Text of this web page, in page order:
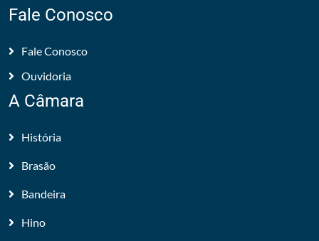
Fale Conosco
Fale Conosco
Ouvidoria
A Câmara
História
Brasão
Bandeira
Hino